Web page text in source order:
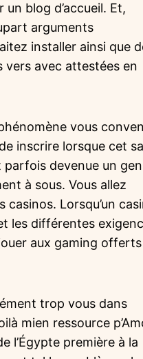
blog d’accueil. Et,
arguments
installer ainsi que
vers avec attestées en
vous
inscrire lorsque cet
devenue un
à sous. Vous allez
Lorsqu’un
les différentes
aux gaming offerts
trop vous dans
mien ressource
l’Égypte première à la